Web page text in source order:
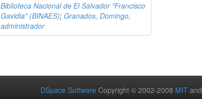
Biblioteca Nacional de El Salvador "Francisco
Gavidia" (BINAES); Granados, Domingo,
administrador
DSpace Software Copyright © 2002-2008 MIT and